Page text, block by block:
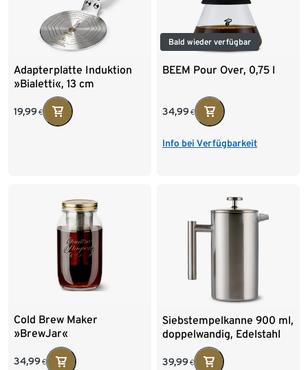
Adapterplatte Induktion
»Bialetti«, 13 cm
19,99 €
Bald wieder verfügbar
BEEM Pour Over, 0,75 l
34,99 €
Info bei Verfügbarkeit
Cold Brew Maker
»BrewJar«
34,99 €
Siebstempelkanne 900 ml,
doppelwandig, Edelstahl
39,99 €